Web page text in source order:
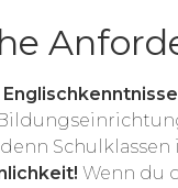
denn
Wenn du